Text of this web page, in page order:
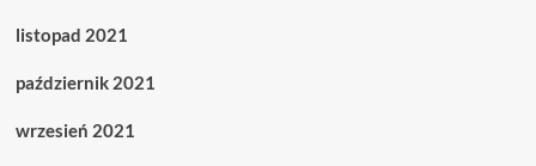
listopad 2021
październik 2021
wrzesień 2021